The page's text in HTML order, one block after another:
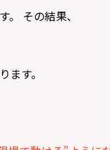
その結果、
す。